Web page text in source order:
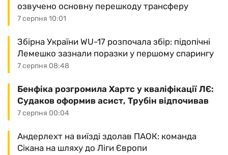
7 серпня 10:01
озвучено основну перешкоду трансферу
7 серпня 08:48
Збірна України WU-17 розпочала збір: підопічні
Лемешко зазнали поразки у першому спарингу
7 серпня 00:04
Бенфіка розгромила Хартс у кваліфікації ЛЄ:
Судаков оформив асист, Трубін відпочивав
Андерлехт на виїзді здолав ПАОК: команда
Сікана на шляху до Ліги Європи